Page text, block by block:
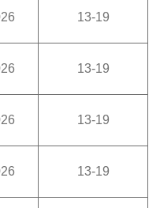
13-19
13-19
13-19
13-19